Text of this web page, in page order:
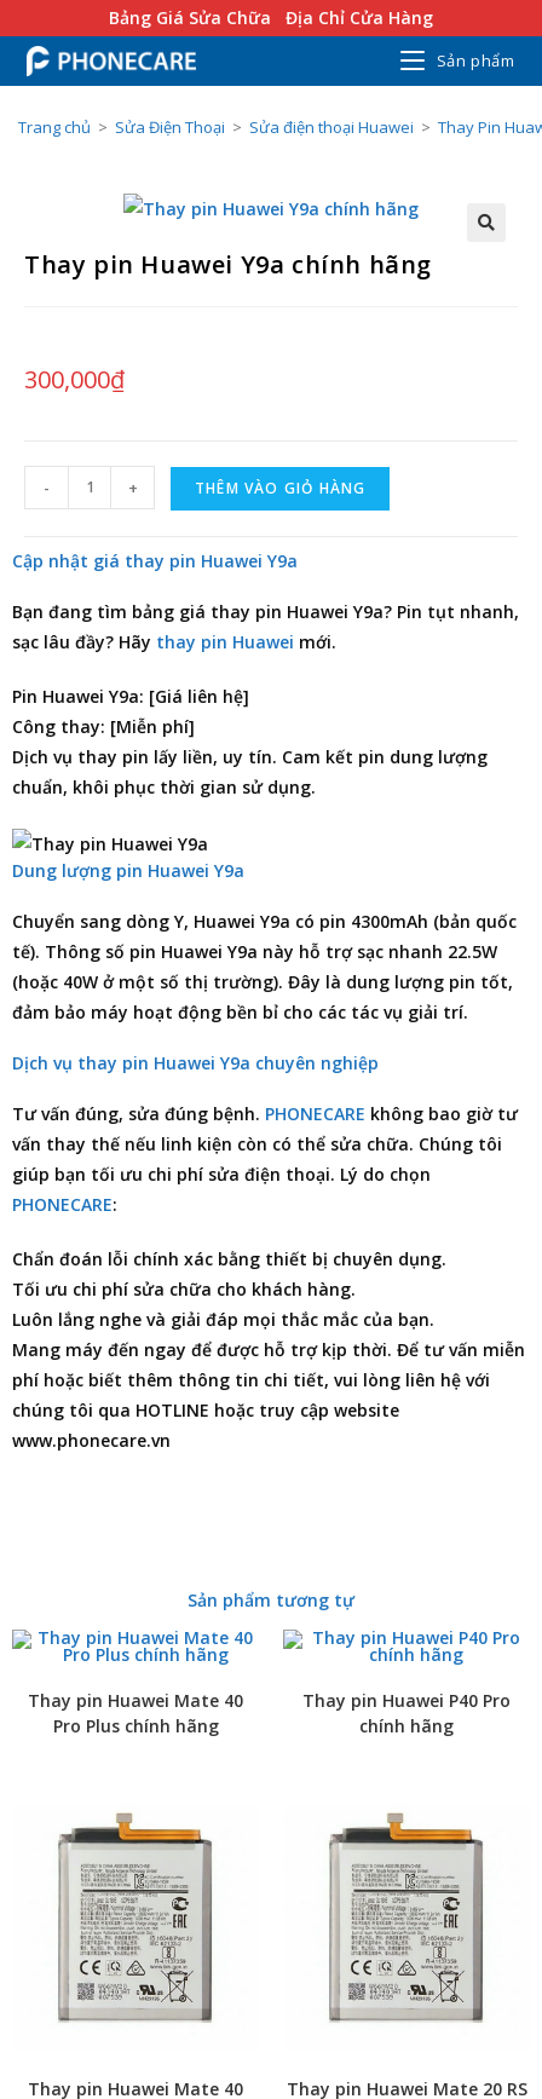
Bảng Giá Sửa Chữa Địa Chỉ Cửa Hàng
Sản phẩm
Trang chủ > Sửa Điện Thoại > Sửa điện thoại Huawei > Thay Pin
Thay pin Huawei Y9a chính hãng
300,000₫
- + THÊM VÀO GIỎ HÀNG
Cập nhật giá thay pin Huawei Y9a
Bạn đang tìm bảng giá thay pin Huawei Y9a? Pin tụt nhanh,
sạc lâu đầy? Hãy thay pin Huawei mới.
Pin Huawei Y9a: [Giá liên hệ]
Công thay: [Miễn phí]
Dịch vụ thay pin lấy liền, uy tín. Cam kết pin dung lượng
chuẩn, khôi phục thời gian sử dụng.
Dung lượng pin Huawei Y9a
Chuyển sang dòng Y, Huawei Y9a có pin 4300mAh (bản quốc
tế). Thông số pin Huawei Y9a này hỗ trợ sạc nhanh 22.5W
(hoặc 40W ở một số thị trường). Đây là dung lượng pin tốt,
đảm bảo máy hoạt động bền bỉ cho các tác vụ giải trí.
Dịch vụ thay pin Huawei Y9a chuyên nghiệp
Tư vấn đúng, sửa đúng bệnh. PHONECARE không bao giờ tư
vấn thay thế nếu linh kiện còn có thể sửa chữa. Chúng tôi
giúp bạn tối ưu chi phí sửa điện thoại. Lý do chọn
PHONECARE:
Chẩn đoán lỗi chính xác bằng thiết bị chuyên dụng.
Tối ưu chi phí sửa chữa cho khách hàng.
Luôn lắng nghe và giải đáp mọi thắc mắc của bạn.
Mang máy đến ngay để được hỗ trợ kịp thời. Để tư vấn miễn
phí hoặc biết thêm thông tin chi tiết, vui lòng liên hệ với
chúng tôi qua HOTLINE hoặc truy cập website
www.phonecare.vn
Sản phẩm tương tự
Thay pin Huawei Mate 40
Pro Plus chính hãng
Thay pin Huawei P40 Pro
chính hãng
Thay pin Huawei Mate 40
Thay pin Huawei Mate 20 RS